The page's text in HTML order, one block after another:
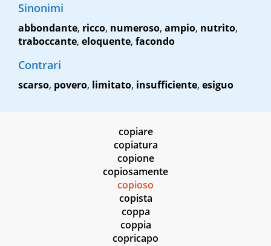
Sinonimi
abbondante, ricco, numeroso, ampio, nutrito,
traboccante, eloquente, facondo
Contrari
scarso, povero, limitato, insufficiente, esiguo
copiare
copiatura
copione
copiosamente
copioso
copista
coppa
coppia
copricapo